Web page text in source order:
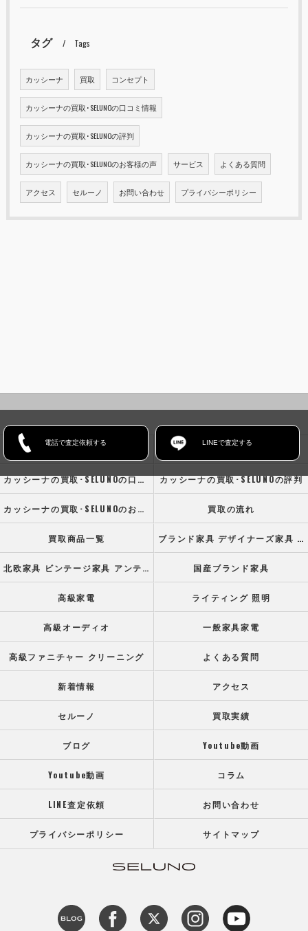
タグ Tags
カッシーナ 買取 コンセプト
カッシーナの買取･SELUNOの口コミ情報
カッシーナの買取･SELUNOの評判
カッシーナの買取･SELUNOのお客様の声 サービス よくある質問
アクセス セルーノ お問い合わせ プライバシーポリシー
電話で査定依頼する LINEで査定する
ホーム コンセプト
カッシーナの買取･SELUNOの口コミ情報 カッシーナの買取･SELUNOの評判
カッシーナの買取･SELUNOのお客様の声 買取の流れ
買取商品一覧 ブランド家具 デザイナーズ家具 高級オフィス家具
北欧家具 ビンテージ家具 アンティーク家具 国産ブランド家具
高級家電 ライティング 照明
高級オーディオ 一般家具家電
高級ファニチャー クリーニング よくある質問
新着情報 アクセス
セルーノ 買取実績
ブログ Youtube動画
Youtube動画 コラム
LINE査定依頼 お問い合わせ
プライバシーポリシー サイトマップ